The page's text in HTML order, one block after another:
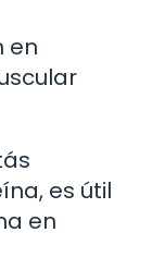
en
es útil
en